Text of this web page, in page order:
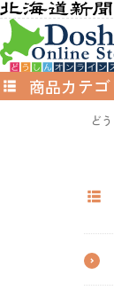
商品カテ
ど